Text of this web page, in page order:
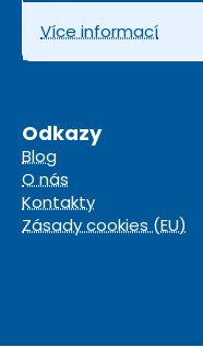
Více informací
Odkazy
Blog
O nás
Kontakty
Zásady cookies (EU)